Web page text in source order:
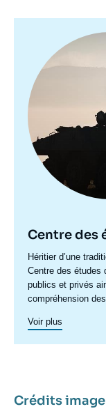
principale
Centre des
Accroche
centre
Héritier d’une
Centre des études
publics et privés
compréhension
à la jointure du
national et
Voir plus
Crédits